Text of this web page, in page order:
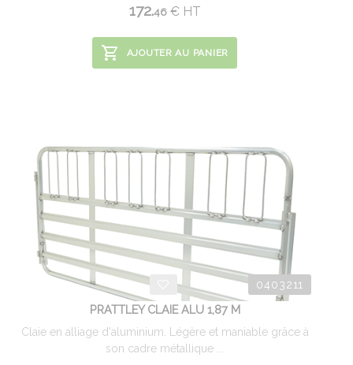
172.46 €HT
AJOUTER AU PANIER
0403211
PRATTLEY CLAIE ALU 1,87 M
Claie en alliage d'aluminium. Légère et maniable grâce à
son cadre métallique ...